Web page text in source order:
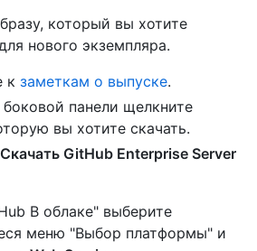
который вы хотите
нового экземпляра.
к заметкам о выпуске.
панели щелкните
вы хотите скачать.
Скачать GitHub Enterprise Server
В облаке" выберите
меню "Выбор платформы" и